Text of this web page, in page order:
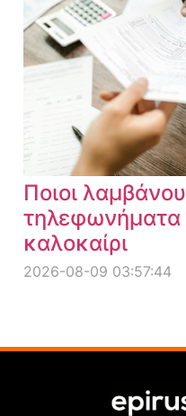
Ποιοι
τηλεφωνήματα
καλοκαίρι
2026-08-09 03:57:44